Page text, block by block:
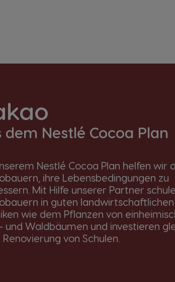
dem Nestlé Cocoa Plan
Nestlé Cocoa Plan helfen wir
ihre Lebensbedingungen zu
Mit Hilfe unserer Partner
in guten landwirtschaftlichen
wie dem Pflanzen von
und Waldbäumen und investieren
Renovierung von Schulen.